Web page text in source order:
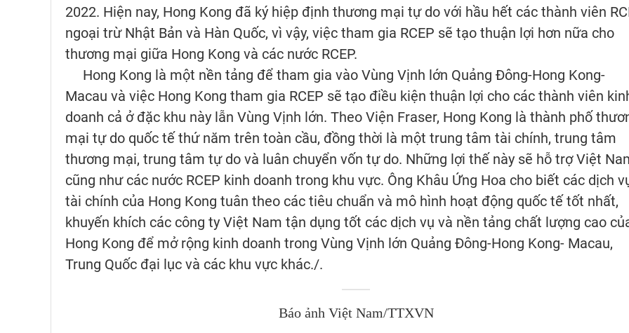
2022. Hiện nay, Hong Kong đã ký hiệp định thương mại tự do với hầu hết các thành viên
ngoại trừ Nhật Bản và Hàn Quốc, vì vậy, việc tham gia RCEP sẽ tạo thuận lợi hơn nữa cho
thương mại giữa Hong Kong và các nước RCEP.
Hong Kong là một nền tảng để tham gia vào Vùng Vịnh lớn Quảng Đông-Hong Kong-
Macau và việc Hong Kong tham gia RCEP sẽ tạo điều kiện thuận lợi cho các thành viên
doanh cả ở đặc khu này lẫn Vùng Vịnh lớn. Theo Viện Fraser, Hong Kong là thành phố
mại tự do quốc tế thứ năm trên toàn cầu, đồng thời là một trung tâm tài chính, trung tâm
thương mại, trung tâm tự do và luân chuyển vốn tự do. Những lợi thế này sẽ hỗ trợ Việt
cũng như các nước RCEP kinh doanh trong khu vực. Ông Khâu Ứng Hoa cho biết các dịch
tài chính của Hong Kong tuân theo các tiêu chuẩn và mô hình hoạt động quốc tế tốt nhất,
khuyến khích các công ty Việt Nam tận dụng tốt các dịch vụ và nền tảng chất lượng cao
Hong Kong để mở rộng kinh doanh trong Vùng Vịnh lớn Quảng Đông-Hong Kong- Macau,
Trung Quốc đại lục và các khu vực khác./.
Báo ảnh Việt Nam/TTXVN